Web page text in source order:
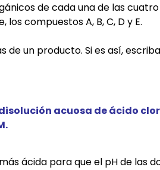
de cada una de las
compuestos A, B, C, D y E.
un producto. Si es así,
acuosa de ácido
ácida para que el pH de las